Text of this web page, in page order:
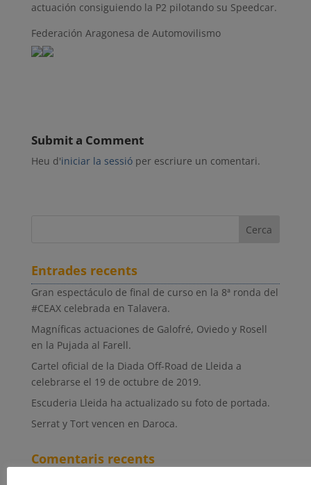
actuación consiguiendo la P2 pilotando su Speedcar.
Federación Aragonesa de Automovilismo
Submit a Comment
Heu d'iniciar la sessióper escriure un comentari.
Entrades recents
Gran espectáculo de final de curso en la 8ª ronda del
#CEAX celebrada en Talavera.
Magníficas actuaciones de Galofré, Oviedo y Rosell
en la Pujada al Farell.
Cartel oficial de la Diada Off-Road de Lleida a
celebrarse el 19 de octubre de 2019.
Escuderia Lleida ha actualizado su foto de portada.
Serrat y Tort vencen en Daroca.
Comentaris recents